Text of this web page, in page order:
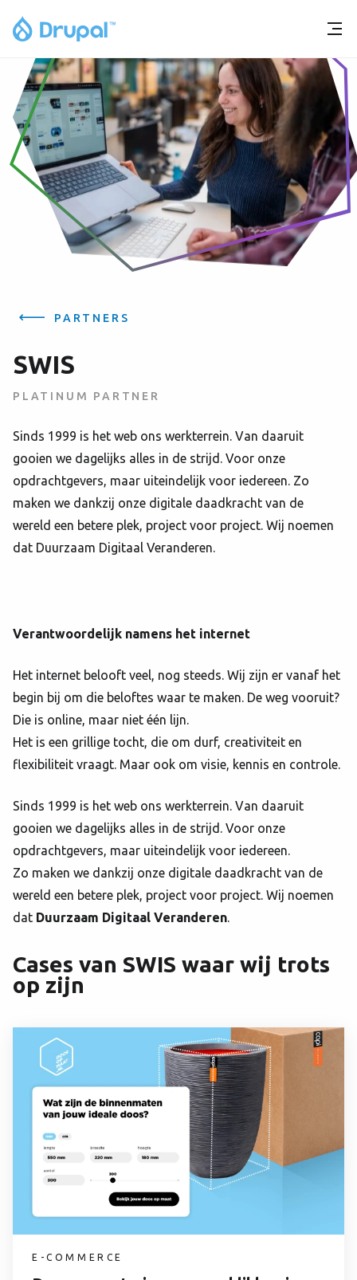
PARTNERS
SWIS
PLATINUM PARTNER
Sinds 1999 is het web ons werkterrein. Van daaruit
gooien we dagelijks alles in de strijd. Voor onze
opdrachtgevers, maar uiteindelijk voor iedereen. Zo
maken we dankzij onze digitale daadkracht van de
wereld een betere plek, project voor project. Wij noemen
dat Duurzaam Digitaal Veranderen.
Verantwoordelijk namens het internet
Het internet belooft veel, nog steeds. Wij zijn er vanaf het
begin bij om die beloftes waar te maken. De weg vooruit?
Die is online, maar niet één lijn.
Het is een grillige tocht, die om durf, creativiteit en
flexibiliteit vraagt. Maar ook om visie, kennis en controle.
Sinds 1999 is het web ons werkterrein. Van daaruit
gooien we dagelijks alles in de strijd. Voor onze
opdrachtgevers, maar uiteindelijk voor iedereen.
Zo maken we dankzij onze digitale daadkracht van de
wereld een betere plek, project voor project. Wij noemen
dat Duurzaam Digitaal Veranderen.
Cases van SWIS waar wij trots
op zijn
E-COMMERCE